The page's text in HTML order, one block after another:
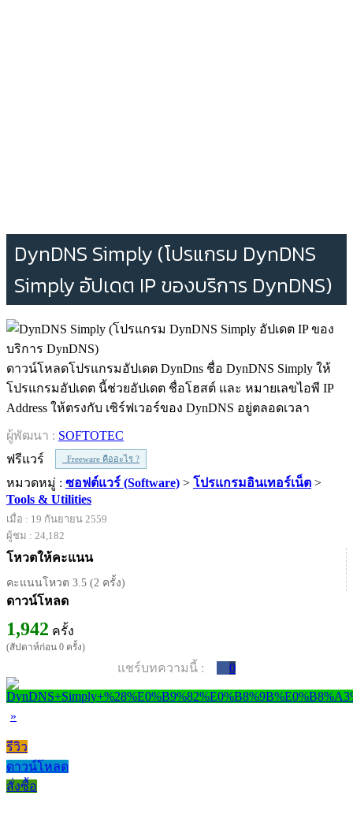
DynDNS Simply (โปรแกรม DynDNS
Simply อัปเดต IP ของบริการ DynDNS)
ดาวน์โหลดโปรแกรมอัปเดต DynDns ชื่อ DynDNS Simply ให้
โปรแกรมอัปเดต นี้ช่วยอัปเดต ชื่อโฮสต์ และ หมายเลขไอพี IP
Address ให้ตรงกับ เซิร์ฟเวอร์ของ DynDNS อยู่ตลอดเวลา
ผู้พัฒนา : SOFTOTEC
ฟรีแวร์
Freeware คืออะไร ?
หมวดหมู่ : ซอฟต์แวร์ (Software) > โปรแกรมอินเทอร์เน็ต >
Tools & Utilities
เมื่อ : 19 กันยายน 2559
ผู้ชม : 24,182
โหวตให้คะแนน
คะแนนโหวต 3.5 (2 ครั้ง)
ดาวน์โหลด
1,942 ครั้ง
(สัปดาห์ก่อน 0 ครั้ง)
แชร์บทความนี้ : 0
»
รีวิว
ดาวน์โหลด
สั่งซื้อ